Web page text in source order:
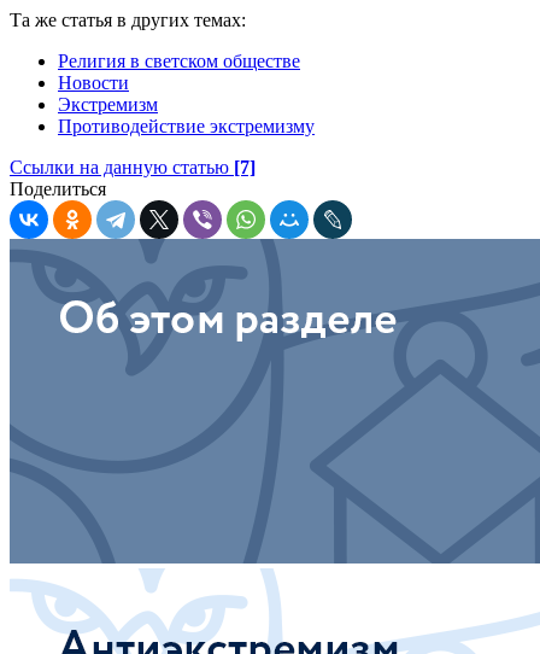
Та же статья в других темах:
Религия в светском обществе
Новости
Экстремизм
Противодействие экстремизму
Ссылки на данную статью [7]
Поделиться